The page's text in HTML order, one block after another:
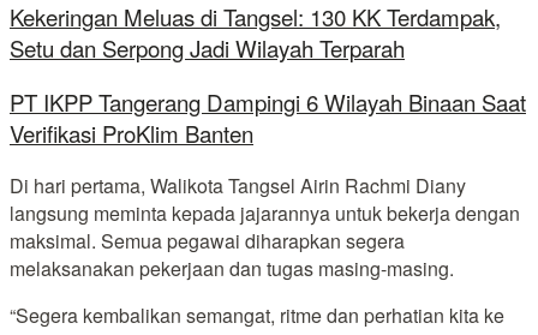
Kekeringan Meluas di Tangsel: 130 KK Terdampak,
Setu dan Serpong Jadi Wilayah Terparah
PT IKPP Tangerang Dampingi 6 Wilayah Binaan Saat
Verifikasi ProKlim Banten
Di hari pertama, Walikota Tangsel Airin Rachmi Diany
langsung meminta kepada jajarannya untuk bekerja dengan
maksimal. Semua pegawai diharapkan segera
melaksanakan pekerjaan dan tugas masing-masing.
“Segera kembalikan semangat, ritme dan perhatian kita ke